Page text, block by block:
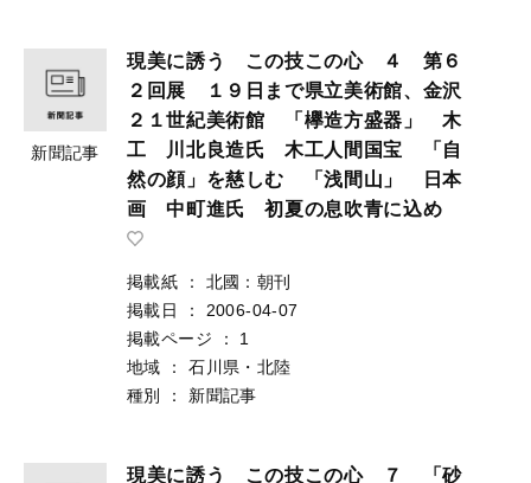
新聞記事
現美に誘う この技この心 ４ 第６
２回展 １９日まで県立美術館、金沢
２１世紀美術館 「欅造方盛器」 木
工 川北良造氏 木工人間国宝 「自
然の顔」を慈しむ 「浅間山」 日本
画 中町進氏 初夏の息吹青に込め
掲載紙 ：
北國：朝刊
掲載日
：
2006-04-07
掲載ページ
：
1
地域
：
石川県・北陸
種別
： 新聞記事
現美に誘う この技この心 ７ 「砂